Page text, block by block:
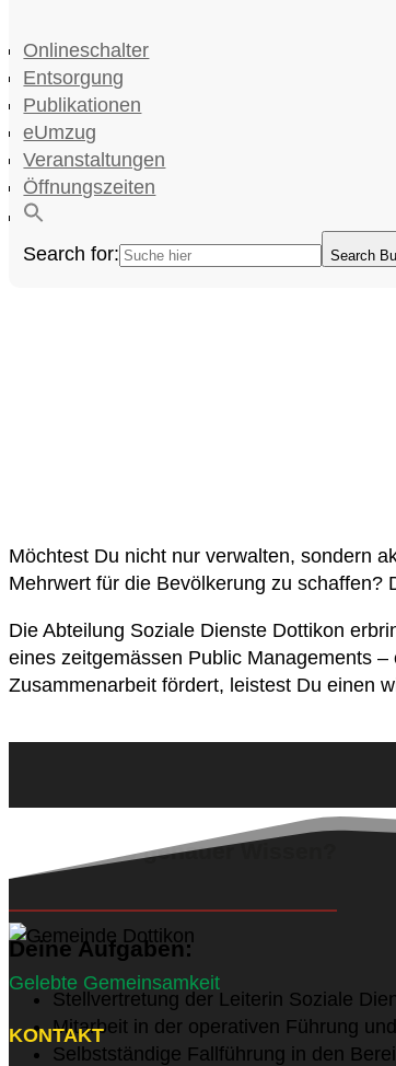
Onlineschalter
Entsorgung
Publikationen
eUmzug
Veranstaltungen
Öffnungszeiten
Search for: Search
Möchtest Du nicht nur verwalten, sondern
Mehrwert für die Bevölkerung zu schaffen?
Die Abteilung Soziale Dienste Dottikon
eines zeitgemässen Public Managements
Zusammenarbeit fördert, leistest Du einen
Du willst es genauer Wissen?
Deine Aufgaben:
Stellvertretung der Leiterin Soziale
Mitarbeit in der operativen Führung
Selbstständige Fallführung in den
Gelebte Gemeinsamkeit
KONTAKT